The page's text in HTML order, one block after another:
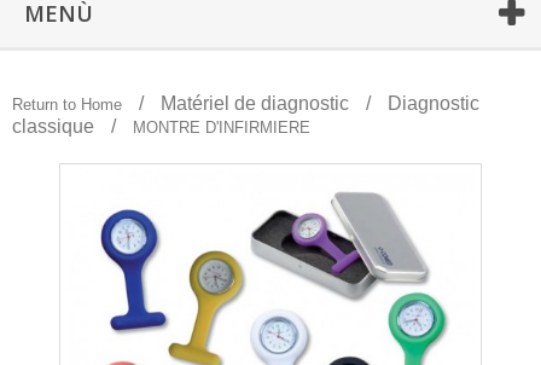
MENÙ
Return to Home Matériel de diagnostic
Diagnostic
classique
MONTRE D'INFIRMIERE